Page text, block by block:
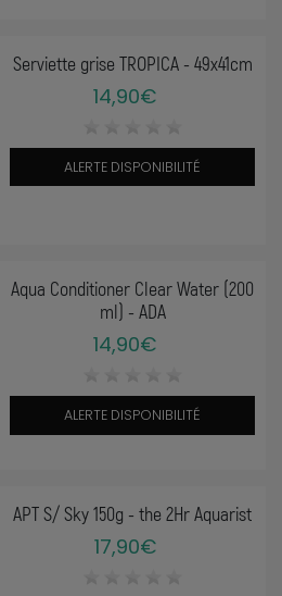
Serviette grise TROPICA - 49x41cm
14,90€
ALERTE DISPONIBILITÉ
Aqua Conditioner Clear Water (200
ml) - ADA
14,90€
ALERTE DISPONIBILITÉ
APT S/ Sky 150g - the 2Hr Aquarist
17,90€